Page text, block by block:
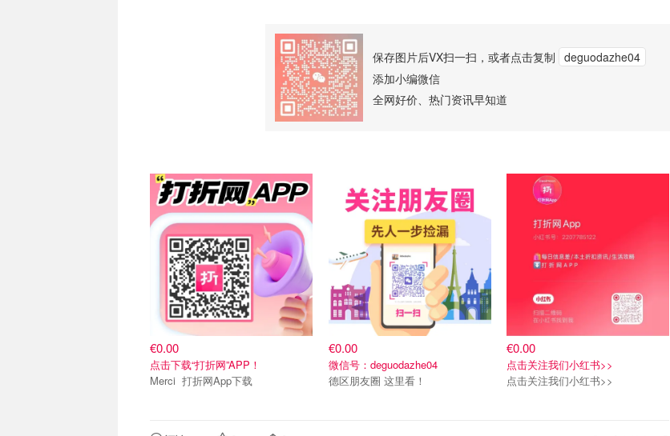
保存图片后VX扫一扫，或者点击复制 deguodazhe04
添加小编微信
全网好价、热门资讯早知道
€0.00
点击下载“打折网”APP！
Merci 打折网App下载
€0.00
微信号：deguodazhe04
德区朋友圈 这里看！
€0.00
点击关注我们小红书>>
点击关注我们小红书>>